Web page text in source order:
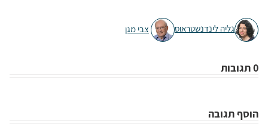
גליה לינדנשטראוס צבי מגן
0 תגובות
הוסף תגובה